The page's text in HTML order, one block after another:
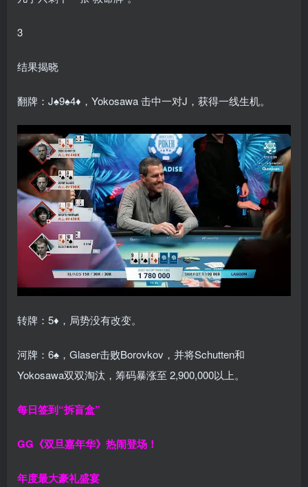
3
结果揭晓
翻牌：J♠9♠4♦，Yokosawa 击中一对J，获得一线生机。
转牌：5♦，局势没有改变。
河牌：6♠，Glaser击败Borovkov，并将Schutten和
Yokosawa双双淘汰，筹码暴涨至 2,900,000以上。
每日签到“拆盲盒”
GG《双旦嘉年华》热闹登场！
年度最大豪礼盛宴